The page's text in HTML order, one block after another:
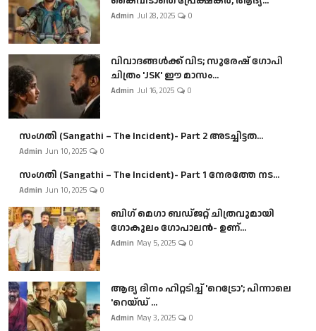
Admin Jul 28, 2025 0
വിവാദങ്ങൾക്ക് വിട; സുരേഷ് ഗോപി
ചിത്രം 'JSK' ഈ മാസം...
Admin Jul 16, 2025 0
സംഗതി (Sangathi – The Incident)- Part 2 അടച്ചിട്ടത...
Admin Jun 10, 2025 0
സംഗതി (Sangathi – The Incident)- Part 1 നേരത്തേ നട...
Admin Jun 10, 2025 0
ബി​ഗ് മെഗാ ബഡ്ജറ്റ് ചിത്രവുമായി
ഗോകുലം ഗോപാലൻ- ഉണ്...
Admin May 5, 2025 0
ആദ്യ ദിനം ഹിറ്റടിച്ച് 'റെട്രോ'; പിന്നാലെ
'റെയ്ഡ് ...
Admin May 3, 2025 0